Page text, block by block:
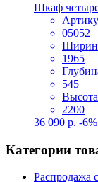
Шкаф
05052
1965
545
2200
36 090р. -6%
Категории
Распродажа